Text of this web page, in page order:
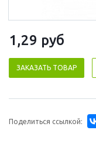
1,29 руб
ЗАКАЗАТЬ ТОВАР
Поделиться ссылкой: